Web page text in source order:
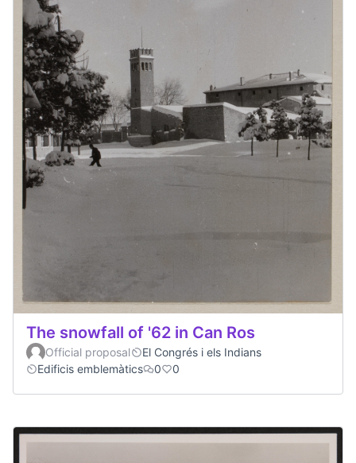
The snowfall of '62 in Can Ros
Official proposal
El Congrés i els Indians
Edificis emblemàtics
0 0